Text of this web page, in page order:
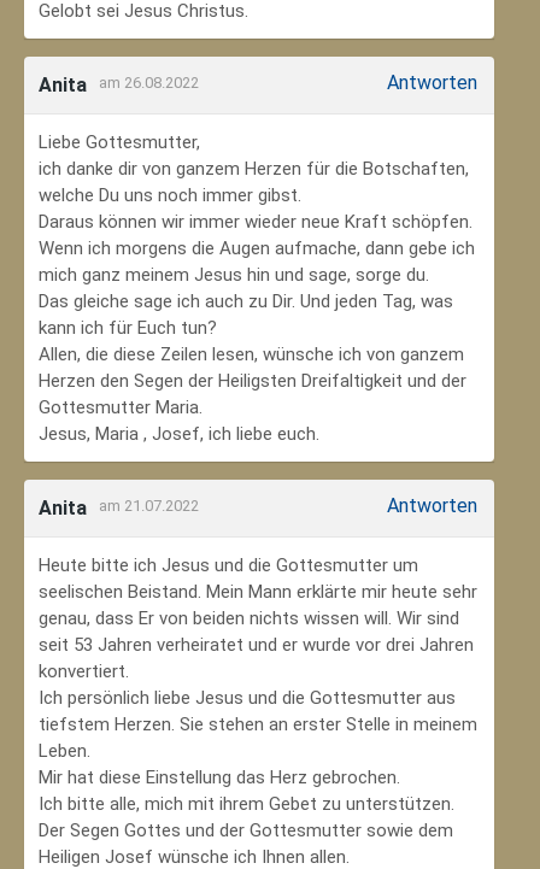
Gelobt sei Jesus Christus.
Anita am 26.08.2022 Antworten
Liebe Gottesmutter,
ich danke dir von ganzem Herzen für die Botschaften,
welche Du uns noch immer gibst.
Daraus können wir immer wieder neue Kraft schöpfen.
Wenn ich morgens die Augen aufmache, dann gebe ich
mich ganz meinem Jesus hin und sage, sorge du.
Das gleiche sage ich auch zu Dir. Und jeden Tag, was
kann ich für Euch tun?
Allen, die diese Zeilen lesen, wünsche ich von ganzem
Herzen den Segen der Heiligsten Dreifaltigkeit und der
Gottesmutter Maria.
Jesus, Maria , Josef, ich liebe euch.
Anita am 21.07.2022 Antworten
Heute bitte ich Jesus und die Gottesmutter um
seelischen Beistand. Mein Mann erklärte mir heute sehr
genau, dass Er von beiden nichts wissen will. Wir sind
seit 53 Jahren verheiratet und er wurde vor drei Jahren
konvertiert.
Ich persönlich liebe Jesus und die Gottesmutter aus
tiefstem Herzen. Sie stehen an erster Stelle in meinem
Leben.
Mir hat diese Einstellung das Herz gebrochen.
Ich bitte alle, mich mit ihrem Gebet zu unterstützen.
Der Segen Gottes und der Gottesmutter sowie dem
Heiligen Josef wünsche ich Ihnen allen.